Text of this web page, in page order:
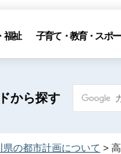
福祉 子育て・教育・スポ
から探す
県の都市計画について >